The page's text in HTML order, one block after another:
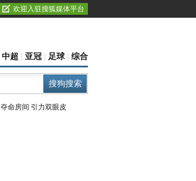
欢迎入驻搜狐媒体平台
中超 亚冠 足球 综合
夺命房间 引力双眼皮